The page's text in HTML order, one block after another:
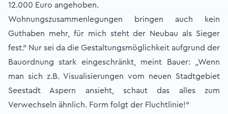
12.000 Euro angehoben.
Wohnungszusammenlegungen bringen auch kein
Guthaben mehr, für mich steht der Neubau als Sieger
fest.“ Nur sei da die Gestaltungsmöglichkeit aufgrund der
Bauordnung stark eingeschränkt, meint Bauer: „Wenn
man sich z.B. Visualisierungen vom neuen Stadtgebiet
Seestadt Aspern ansieht, schaut das alles zum
Verwechseln ähnlich. Form folgt der Fluchtlinie!“